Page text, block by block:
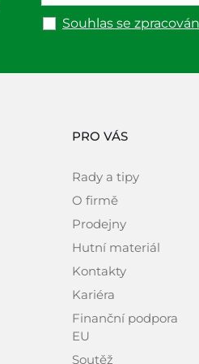
Souhlas se
PRO VÁS
Rady a tipy
O firmě
Prodejny
Hutní materiál
Kontakty
Kariéra
Finanční podpora
EU
Soutěž